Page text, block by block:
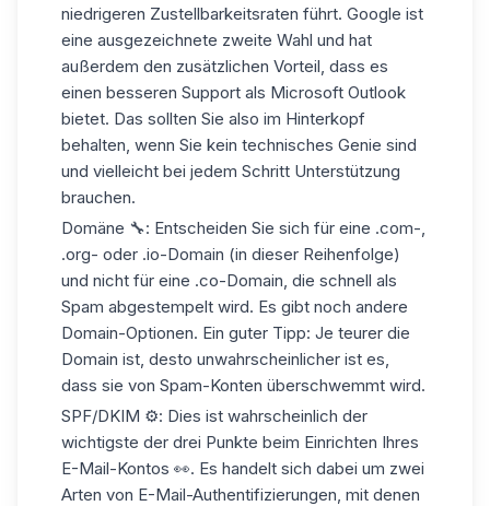
niedrigeren Zustellbarkeitsraten führt. Google ist
eine ausgezeichnete zweite Wahl und hat
außerdem den zusätzlichen Vorteil, dass es
einen besseren Support als Microsoft Outlook
bietet. Das sollten Sie also im Hinterkopf
behalten, wenn Sie kein technisches Genie sind
und vielleicht bei jedem Schritt Unterstützung
brauchen.
Domäne 🔧: Entscheiden Sie sich für eine .com-,
.org- oder .io-Domain (in dieser Reihenfolge)
und nicht für eine .co-Domain, die schnell als
Spam abgestempelt wird. Es gibt noch andere
Domain-Optionen. Ein guter Tipp: Je teurer die
Domain ist, desto unwahrscheinlicher ist es,
dass sie von Spam-Konten überschwemmt wird.
SPF/DKIM ⚙️: Dies ist wahrscheinlich der
wichtigste der drei Punkte beim Einrichten Ihres
E-Mail-Kontos 👀. Es handelt sich dabei um zwei
Arten von E-Mail-Authentifizierungen, mit denen